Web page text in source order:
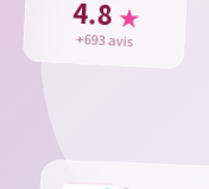
4.8 ★
+693 avis